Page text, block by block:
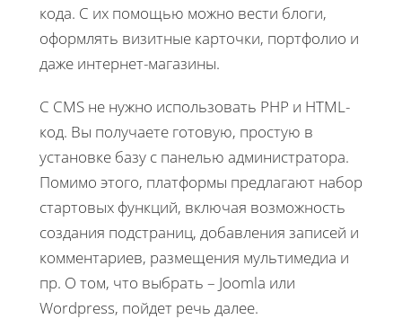
кода. С их помощью можно вести блоги,
оформлять визитные карточки, портфолио и
даже интернет-магазины.
С CMS не нужно использовать PHP и HTML-
код. Вы получаете готовую, простую в
установке базу с панелью администратора.
Помимо этого, платформы предлагают набор
стартовых функций, включая возможность
создания подстраниц, добавления записей и
комментариев, размещения мультимедиа и
пр. О том, что выбрать – Joomla или
Wordpress, пойдет речь далее.